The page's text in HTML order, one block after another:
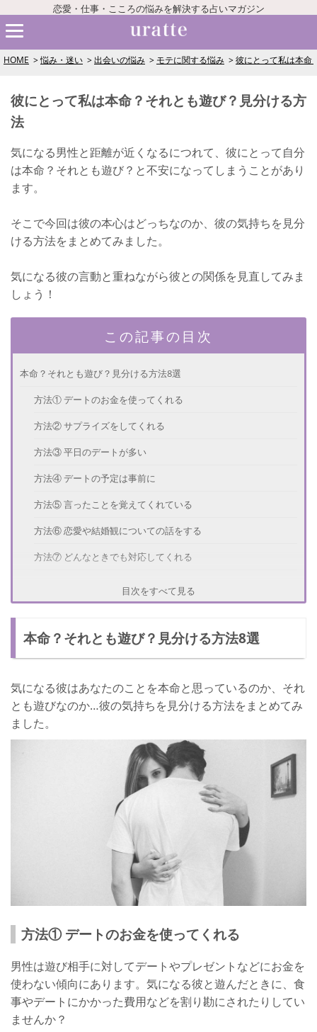
恋愛・仕事・こころの悩みを解決する占いマガジン
HOME 悩み・迷い 出会いの悩み モテに関する悩み 彼にとって私は本命
彼にとって私は本命？それとも遊び？見分ける方
法
気になる男性と距離が近くなるにつれて、彼にとって自分
は本命？それとも遊び？と不安になってしまうことがあり
ます。
そこで今回は彼の本心はどっちなのか、彼の気持ちを見分
ける方法をまとめてみました。
気になる彼の言動と重ねながら彼との関係を見直してみま
しょう！
この記事の目次
本命？それとも遊び？見分ける方法8選
方法① デートのお金を使ってくれる
方法② サプライズをしてくれる
方法③ 平日のデートが多い
方法④ デートの予定は事前に
方法⑤ 言ったことを覚えてくれている
方法⑥ 恋愛や結婚観についての話をする
方法⑦ どんなときでも対応してくれる
遊びの可能性あり…のときの諦める方法
さいごに
目次をすべて見る
本命？それとも遊び？見分ける方法8選
気になる彼はあなたのことを本命と思っているのか、それ
とも遊びなのか…彼の気持ちを見分ける方法をまとめてみ
ました。
方法① デートのお金を使ってくれる
男性は遊び相手に対してデートやプレゼントなどにお金を
使わない傾向にあります。気になる彼と遊んだときに、食
事やデートにかかった費用などを割り勘にされたりしてい
ませんか？